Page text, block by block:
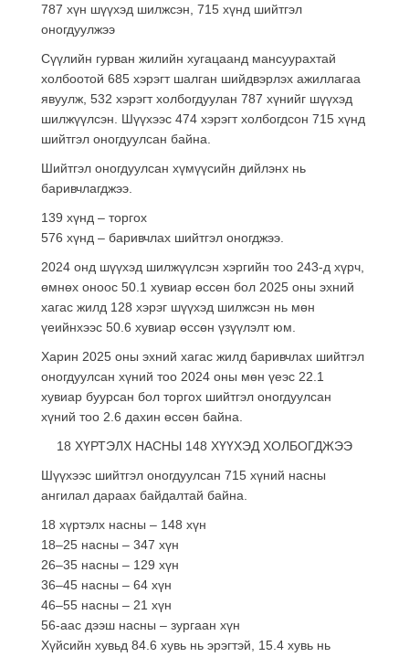
787 хүн шүүхэд шилжсэн, 715 хүнд шийтгэл
оногдуулжээ
Сүүлийн гурван жилийн хугацаанд мансуурахтай
холбоотой 685 хэрэгт шалган шийдвэрлэх ажиллагаа
явуулж, 532 хэрэгт холбогдуулан 787 хүнийг шүүхэд
шилжүүлсэн. Шүүхээс 474 хэрэгт холбогдсон 715 хүнд
шийтгэл оногдуулсан байна.
Шийтгэл оногдуулсан хүмүүсийн дийлэнх нь
баривчлагджээ.
139 хүнд – торгох
576 хүнд – баривчлах шийтгэл оногджээ.
2024 онд шүүхэд шилжүүлсэн хэргийн тоо 243-д хүрч,
өмнөх оноос 50.1 хувиар өссөн бол 2025 оны эхний
хагас жилд 128 хэрэг шүүхэд шилжсэн нь мөн
үеийнхээс 50.6 хувиар өссөн үзүүлэлт юм.
Харин 2025 оны эхний хагас жилд баривчлах шийтгэл
оногдуулсан хүний тоо 2024 оны мөн үеэс 22.1
хувиар буурсан бол торгох шийтгэл оногдуулсан
хүний тоо 2.6 дахин өссөн байна.
18 ХҮРТЭЛХ НАСНЫ 148 ХҮҮХЭД ХОЛБОГДЖЭЭ
Шүүхээс шийтгэл оногдуулсан 715 хүний насны
ангилал дараах байдалтай байна.
18 хүртэлх насны – 148 хүн
18–25 насны – 347 хүн
26–35 насны – 129 хүн
36–45 насны – 64 хүн
46–55 насны – 21 хүн
56-аас дээш насны – зургаан хүн
Хүйсийн хувьд 84.6 хувь нь эрэгтэй, 15.4 хувь нь